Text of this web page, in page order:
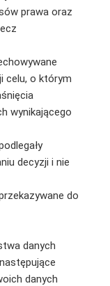
prawa oraz
celu, o którym
wynikającego
decyzji i nie
do
danych
danych